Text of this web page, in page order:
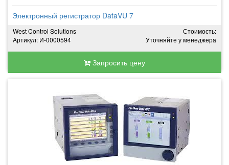
Электронный регистратор DataVU 7
West Control Solutions
Артикул: И-0000594
Стоимость:
Уточняйте у менеджера
Запросить цену